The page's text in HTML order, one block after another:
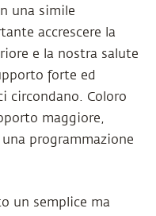
una simile
accrescere la
e la nostra salute
forte ed
circondano. Coloro
maggiore,
programmazione
un semplice ma